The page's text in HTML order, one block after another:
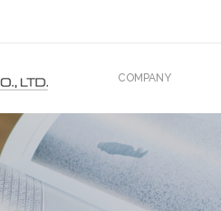
COMPANY
조직도